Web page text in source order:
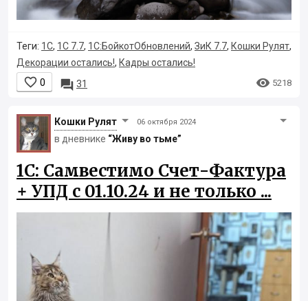
Теги: 1С, 1С 7.7, 1С:БойкотОбновлений, ЗиК 7.7, Кошки Рулят,
Декорации остались!, Кадры остались!
 0  31  5218
Кошки Рyлят 06 октября 2024
в дневнике “Живу во тьме”
1С: Самвестимо Счет-Фактура
+ УПД с 01.10.24 и не только ...